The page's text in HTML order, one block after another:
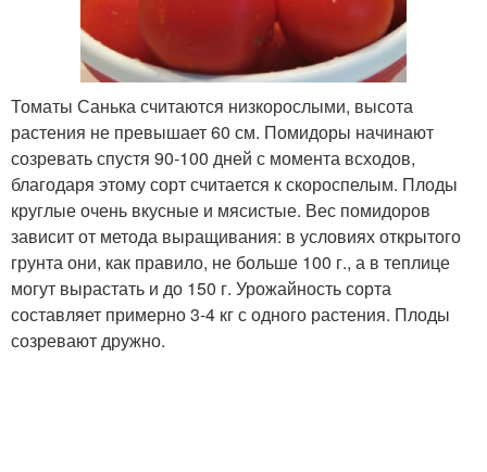
Томаты Санька считаются низкорослыми, высота
растения не превышает 60 см. Помидоры начинают
созревать спустя 90-100 дней с момента всходов,
благодаря этому сорт считается к скороспелым. Плоды
круглые очень вкусные и мясистые. Вес помидоров
зависит от метода выращивания: в условиях открытого
грунта они, как правило, не больше 100 г., а в теплице
могут вырастать и до 150 г. Урожайность сорта
составляет примерно 3-4 кг с одного растения. Плоды
созревают дружно.